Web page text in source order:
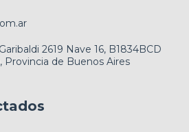
2619 Nave 16, B1834BCD
Provincia de Buenos Aires